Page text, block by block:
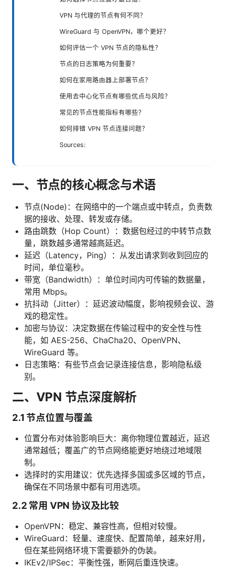
VPN 与代理的节点有何不同？
WireGuard 与 OpenVPN，哪个更好？
如何评估一个 VPN 节点的隐私性？
节点的日志策略为何重要？
如何在家用路由器上部署节点？
使用去中心化节点有哪些优点与风险？
常见的节点性能指标有哪些？
如何排错 VPN 节点连接问题？
Sources:
一、节点的核心概念与术语
节点(Node)：在网络中的一个端点或中转点，负责数
据的接收、处理、转发或存储。
路由跳数（Hop Count）：数据包经过的中转节点数
量，跳数越多通常越高延迟。
延迟（Latency，Ping）：从发出请求到收到回应的
时间，单位毫秒。
带宽（Bandwidth）：单位时间内可传输的数据量，
常用 Mbps。
抗抖动（Jitter）：延迟波动幅度，影响视频会议、游
戏的稳定性。
加密与协议：决定数据在传输过程中的安全性与性
能，如 AES-256、ChaCha20、OpenVPN、
WireGuard 等。
日志策略：有些节点会记录连接信息，影响隐私级
别。
二、VPN 节点深度解析
2.1 节点位置与覆盖
位置分布对体验影响巨大：离你物理位置越近，延迟
通常越低；覆盖广的节点网络能更好地绕过地域限
制。
选择时的实用建议：优先选择多国或多区域的节点，
确保在不同场景中都有可用选项。
2.2 常用 VPN 协议及比较
OpenVPN：稳定、兼容性高，但相对较慢。
WireGuard：轻量、速度快、配置简单，越来好用，
但在某些网络环境下需要额外的伪装。
IKEv2/IPSec：平衡性强，断网后重连快速。